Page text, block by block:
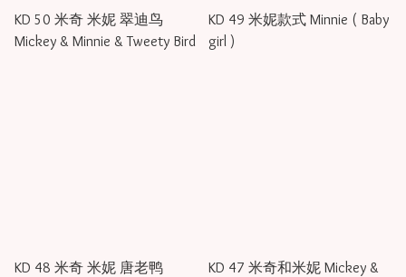
KD 50 米奇 米妮 翠迪鸟
Mickey & Minnie & Tweety Bird
KD 49 米妮款式 Minnie ( Baby
girl )
KD 48 米奇 米妮 唐老鸭
KD 47 米奇和米妮 Mickey &